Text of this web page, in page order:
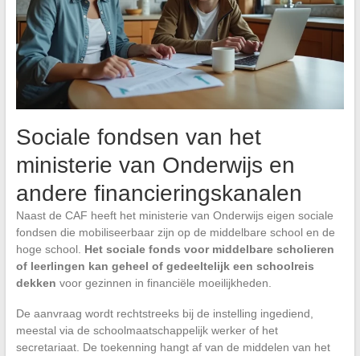
Sociale fondsen van het
ministerie van Onderwijs en
andere financieringskanalen
Naast de CAF heeft het ministerie van Onderwijs eigen sociale
fondsen die mobiliseerbaar zijn op de middelbare school en de
hoge school. Het sociale fonds voor middelbare scholieren
of leerlingen kan geheel of gedeeltelijk een schoolreis
dekken voor gezinnen in financiële moeilijkheden.
De aanvraag wordt rechtstreeks bij de instelling ingediend,
meestal via de schoolmaatschappelijk werker of het
secretariaat. De toekenning hangt af van de middelen van het